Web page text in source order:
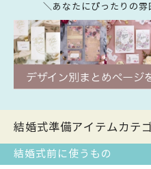
＼あなたにぴったりの
結婚式準備アイテムカテ
結婚式前に使うもの